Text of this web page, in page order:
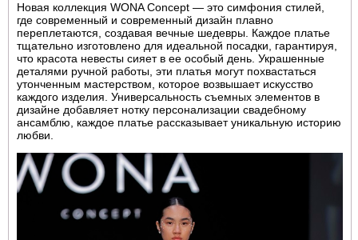
Новая коллекция WONA Concept — это симфония стилей,
где современный и современный дизайн плавно
переплетаются, создавая вечные шедевры. Каждое платье
тщательно изготовлено для идеальной посадки, гарантируя,
что красота невесты сияет в ее особый день. Украшенные
деталями ручной работы, эти платья могут похвастаться
утонченным мастерством, которое возвышает искусство
каждого изделия. Универсальность съемных элементов в
дизайне добавляет нотку персонализации свадебному
ансамблю, каждое платье рассказывает уникальную историю
любви.